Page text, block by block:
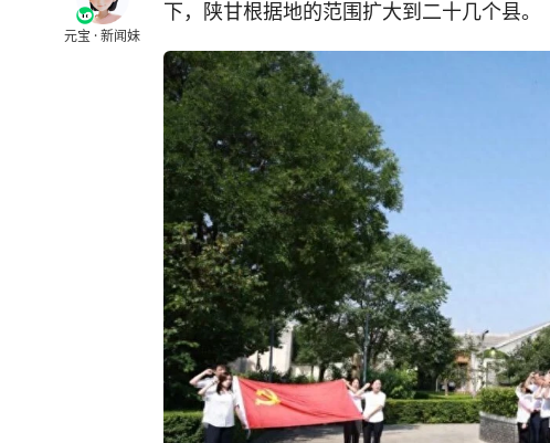
元宝 · 新闻妹
下，陕甘根据地的范围扩大到二十几个县。